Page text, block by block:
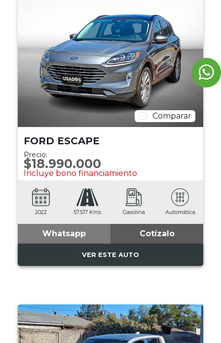
Comparar
FORD ESCAPE
Precio:
$18.990.000
Incluye bono financiamiento
2022 57.517 Kms Gasolina Automática
Whatsapp Cotízalo
VER ESTE AUTO